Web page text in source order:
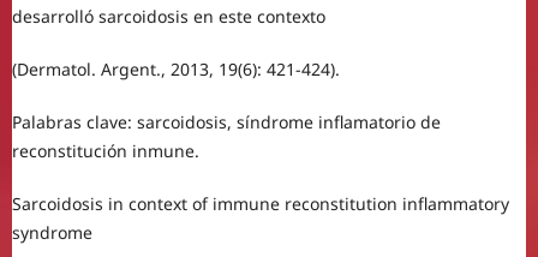
desarrolló sarcoidosis en este contexto
(Dermatol. Argent., 2013, 19(6): 421-424).
Palabras clave: sarcoidosis, síndrome inflamatorio de
reconstitución inmune.
Sarcoidosis in context of immune reconstitution inflammatory
syndrome